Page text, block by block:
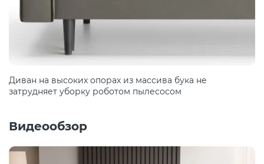
Диван на высоких опорах из массива бука не
затрудняет уборку роботом пылесосом
Видеообзор